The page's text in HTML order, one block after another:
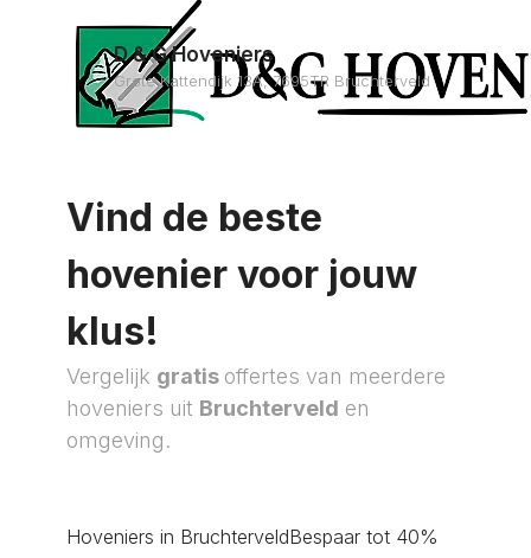
D & G Hoveniers
Grote Kattendijk 13A, 7695TR Bruchterveld
Vind de beste
hovenier voor jouw
klus!
Vergelijk gratis offertes van meerdere
hoveniers uit Bruchterveld en
omgeving.
Hoveniers in BruchterveldBespaar tot 40%